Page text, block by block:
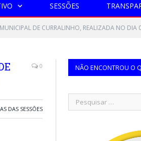
SESSÕES
DE CURRALINHO, REALIZADA NO DIA
0
DAS SESSÕES
NÃO ENCONTROU O